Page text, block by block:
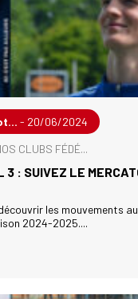
- 20/06/2024
CLUBS FÉDÉ...
: SUIVEZ LE
les mouvements
2024-2025....